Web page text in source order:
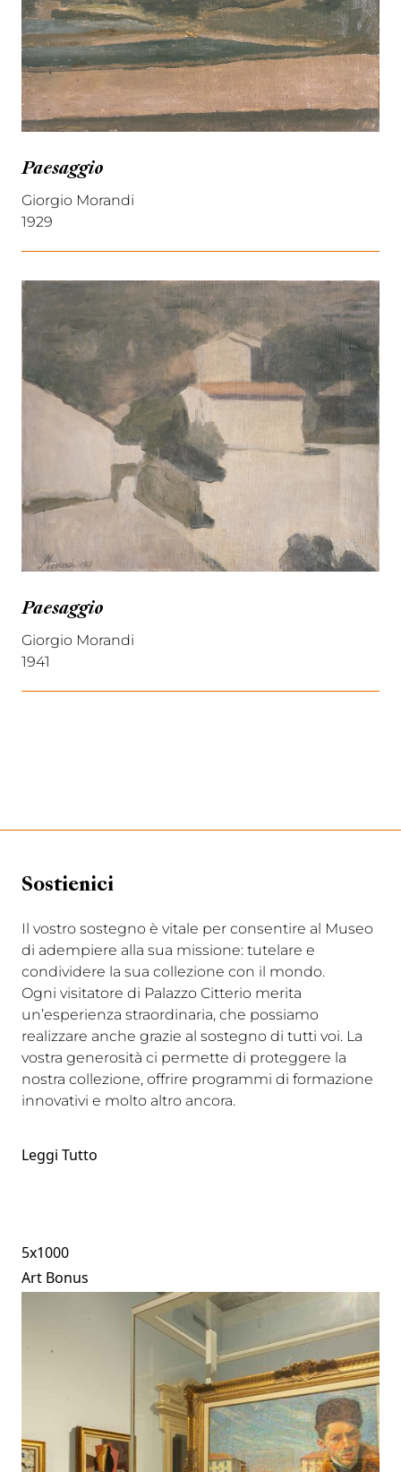
Paesaggio
Giorgio Morandi
1929
Paesaggio
Giorgio Morandi
1941
Sostienici
Il vostro sostegno è vitale per consentire al Museo
di adempiere alla sua missione: tutelare e
condividere la sua collezione con il mondo.
Ogni visitatore di Palazzo Citterio merita
un’esperienza straordinaria, che possiamo
realizzare anche grazie al sostegno di tutti voi. La
vostra generosità ci permette di proteggere la
nostra collezione, offrire programmi di formazione
innovativi e molto altro ancora.
Leggi Tutto
5x1000
Art Bonus